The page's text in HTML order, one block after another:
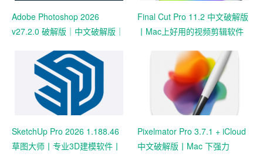
Adobe Photoshop 2026
v27.2.0 破解版｜中文破解版｜
工具）
Final Cut Pro 11.2 中文破解版
丨Mac上好用的视频剪辑软件
SketchUp Pro 2026 1.188.46
草图大师丨专业3D建模软件丨
Pixelmator Pro 3.7.1 + iCloud
中文破解版丨Mac 下强力